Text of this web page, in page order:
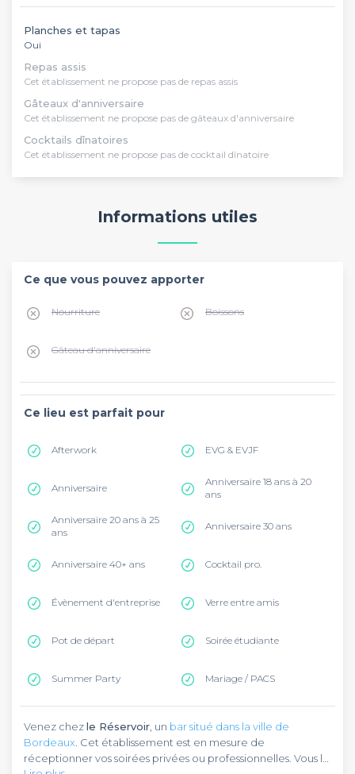
Planches et tapas
Oui
Repas assis
Cet établissement ne propose pas de repas assis
Gâteaux d'anniversaire
Cet établissement ne propose pas de gâteaux d'anniversaire
Cocktails dînatoires
Cet établissement ne propose pas de cocktail dînatoire
Informations utiles
Ce que vous pouvez apporter
Nourriture Boissons
Gâteau d'anniversaire
Ce lieu est parfait pour
Afterwork EVG & EVJF
Anniversaire
Anniversaire 18 ans à 20
ans
Anniversaire 20 ans à 25
ans
Anniversaire 30 ans
Anniversaire 40+ ans Cocktail pro.
Évènement d'entreprise Verre entre amis
Pot de départ Soirée étudiante
Summer Party Mariage / PACS
Venez chezle Réservoir , un bar situé dans la ville de
Bordeaux . Cet établissement est en mesure de
réceptionner vos soirées privées ou professionnelles. Vous le